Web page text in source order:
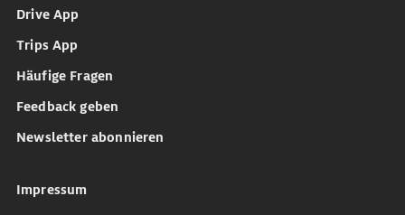
Drive App
Trips App
Häufige Fragen
Feedback geben
Newsletter abonnieren
Impressum